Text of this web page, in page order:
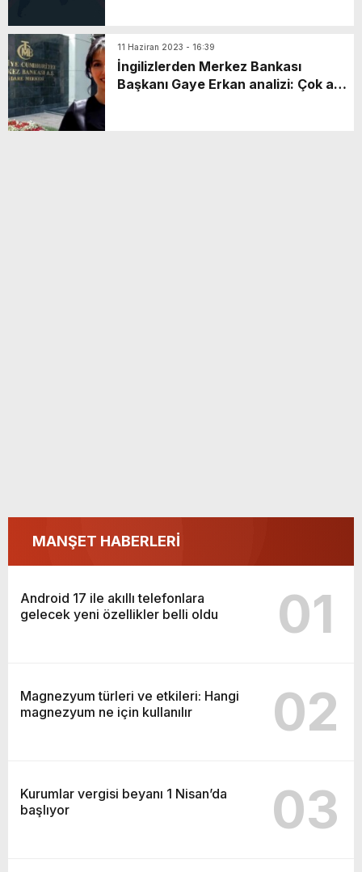
11 Haziran 2023 - 16:39
İngilizlerden Merkez Bankası
Başkanı Gaye Erkan analizi: Çok az
MANŞET HABERLERİ
Android 17 ile akıllı telefonlara
gelecek yeni özellikler belli oldu
01
Magnezyum türleri ve etkileri: Hangi
magnezyum ne için kullanılır
02
Kurumlar vergisi beyanı 1 Nisan’da
başlıyor
03